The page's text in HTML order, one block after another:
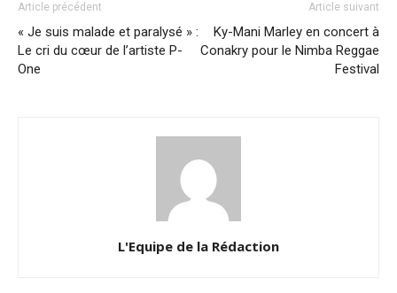
Article précédent
« Je suis malade et paralysé » :
Le cri du cœur de l’artiste P-
One
Article suivant
Ky-Mani Marley en concert à
Conakry pour le Nimba Reggae
Festival
L'Equipe de la Rédaction